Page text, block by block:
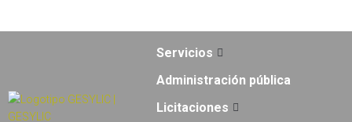
Servicios
Administración pública
Licitaciones